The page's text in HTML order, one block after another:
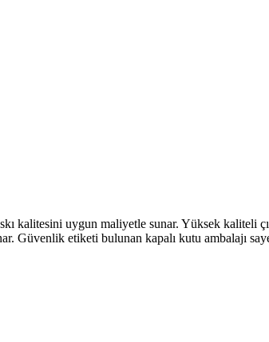
kalitesini uygun maliyetle sunar. Yüksek kaliteli
Güvenlik etiketi bulunan kapalı kutu ambalajı